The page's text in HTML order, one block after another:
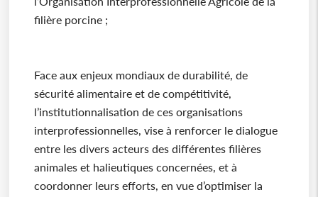
filière porcine ;
Face aux enjeux mondiaux de durabilité, de
sécurité alimentaire et de compétitivité,
l’institutionnalisation de ces organisations
interprofessionnelles, vise à renforcer le dialogue
entre les divers acteurs des différentes filières
animales et halieutiques concernées, et à
coordonner leurs efforts, en vue d’optimiser la